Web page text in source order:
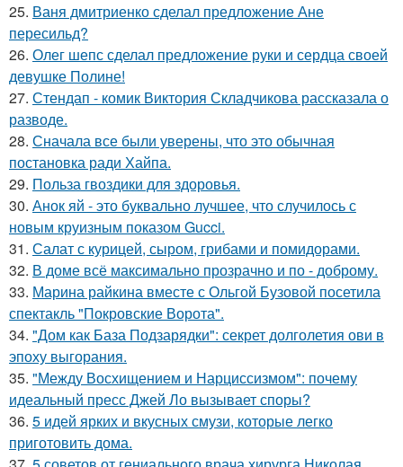
25. Ваня дмитриенко сделал предложение Ане
пересильд?
26. Олег шепс сделал предложение руки и сердца своей
девушке Полине!
27. Стендап - комик Виктория Складчикова рассказала о
разводе.
28. Сначала все были уверены, что это обычная
постановка ради Хайпа.
29. Польза гвоздики для здоровья.
30. Анок яй - это буквально лучшее, что случилось с
новым круизным показом Gucci.
31. Салат с курицей, сыром, грибами и помидорами.
32. В доме всё максимально прозрачно и по - доброму.
33. Марина райкина вместе с Ольгой Бузовой посетила
спектакль "Покровские Ворота".
34. "Дом как База Подзарядки": секрет долголетия ови в
эпоху выгорания.
35. "Между Восхищением и Нарциссизмом": почему
идеальный пресс Джей Ло вызывает споры?
36. 5 идей ярких и вкусных смузи, которые легко
приготовить дома.